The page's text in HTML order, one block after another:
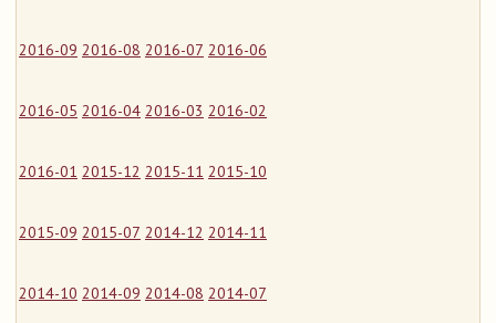
2016-09 2016-08 2016-07 2016-06
2016-05 2016-04 2016-03 2016-02
2016-01 2015-12 2015-11 2015-10
2015-09 2015-07 2014-12 2014-11
2014-10 2014-09 2014-08 2014-07